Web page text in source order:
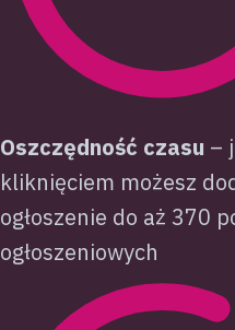
Oszczędność czasu –
kliknięciem możesz
ogłoszenie do aż 370
ogłoszeniowych